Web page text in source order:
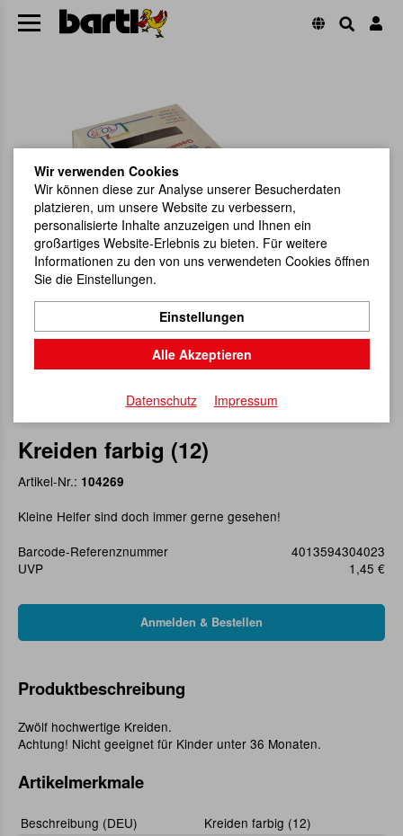
Kreiden farbig (12)
Artikel-Nr.: 104269
Kleine Helfer sind doch immer gerne gesehen!
Barcode-Referenznummer
4013594304023
UVP
1,45 €
Produktbeschreibung
Zwölf hochwertige Kreiden.
Achtung! Nicht geeignet für Kinder unter 36 Monaten.
Artikelmerkmale
Beschreibung (DEU)
Kreiden farbig (12)
Wir verwenden Cookies
Wir können diese zur Analyse unserer Besucherdaten
platzieren, um unsere Website zu verbessern,
personalisierte Inhalte anzuzeigen und Ihnen ein
großartiges Website-Erlebnis zu bieten. Für weitere
Informationen zu den von uns verwendeten Cookies öffnen
Sie die Einstellungen.
Einstellungen
Alle Akzeptieren
Datenschutz Impressum